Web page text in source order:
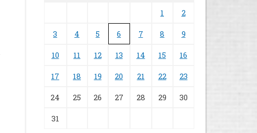
1 2
3 4 5 6 7 8 9
10 11 12 13 14 15 16
17 18 19 20 21 22 23
24 25 26 27 28 29 30
31